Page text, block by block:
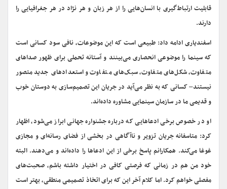
قابلیت ارتباط‌گیری با انسان‌هایی را از هر زبان و هر نژاد در هر جغرافیایی را
دارند.
اسفندیاری ادامه داد: طبیعی است که این موضوعات، نافی سود کسانی است
که سینما را موضوعی انحصاری می‌بینند و آستانه تحملی برای ظهور صداهای
متفاوت، شکل‌های متفاوت، سبک‌های متفاوت و استعدادهای جدید متصور
نیستند– کسانی که به نظر می‌آید در جریان این تصمیم‌سازی به دوستان خوب
و قدیمی ما در سازمان سینمایی مشاوره داده‌اند.
او در خصوص برخی ادعاهایی که درباره جشنواره جهانی ابراز می‌شود، اظهار
کرد: متاسفانه جریان تزویر و ناآگاهی در بخشی از فضای رسانه‌ای و مجازی
غوغا می‌کند. همکارانم پاسخ برخی از این ادعاها را داده‌اند و می‌دهند. البته
خود من هم در زمانی که فرصتی کافی در اختیار داشته باشم، صحبت‌های
مفصلی خواهم کرد. اما کلام آخر این که برای اتخاذ تصمیمی منطقی، بهتر است